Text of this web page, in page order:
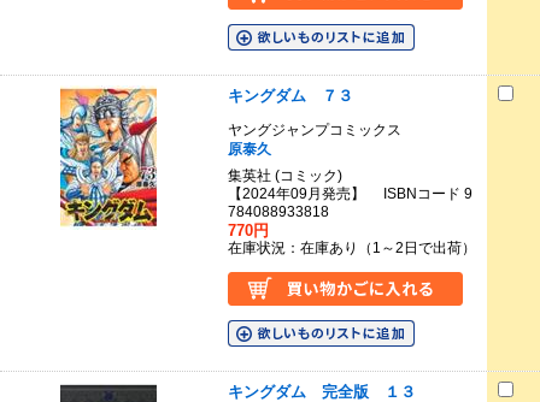
キングダム ７３
ヤングジャンプコミックス
原泰久
集英社 (コミック)
【2024年09月発売】 ISBNコード 9
784088933818
770円
在庫状況：在庫あり（1～2日で出荷）
キングダム 完全版 １３